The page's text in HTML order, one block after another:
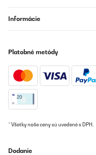
Informácie
Platobné metódy
* Všetky naše ceny sú uvedené s DPH.
Dodanie